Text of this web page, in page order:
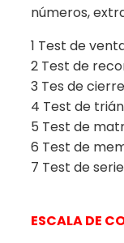
números,
1 Test de
2 Test de
3 Tes de
4 Test de
5 Test de
6 Test de
7 Test de
ESCALA DE